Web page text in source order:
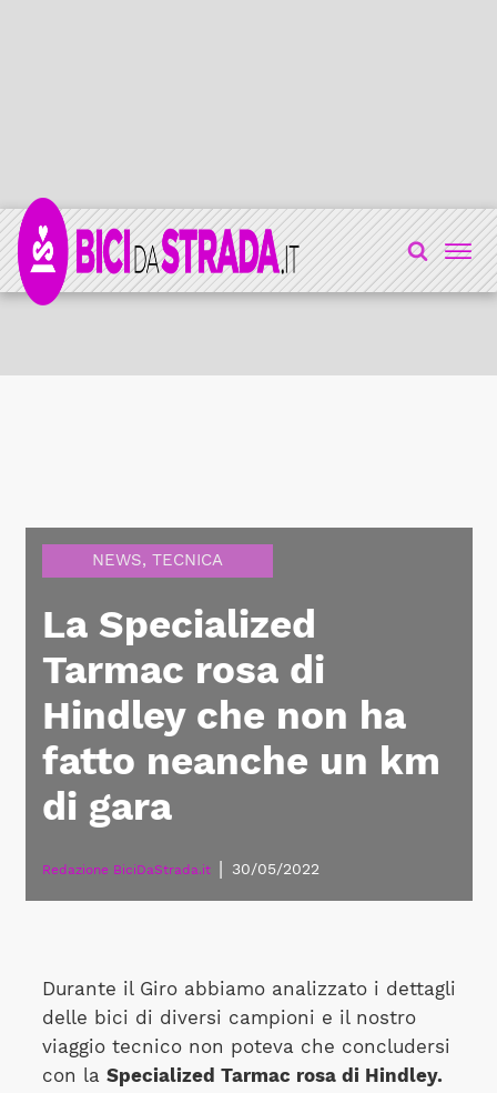
NEWS, TECNICA
La Specialized
Tarmac rosa di
Hindley che non ha
fatto neanche un km
di gara
Redazione BiciDaStrada.it 30/05/2022
Durante il Giro abbiamo analizzato i dettagli
delle bici di diversi campioni e il nostro
viaggio tecnico non poteva che concludersi
con la Specialized Tarmac rosa di Hindley.